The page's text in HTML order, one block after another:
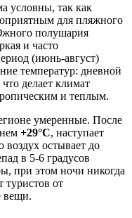
условны, так как
для пляжного
полушария
и часто
(июнь-август)
температур: дневной
что делает климат
и теплым.
умеренные. После
+29°C, наступает
воздух остывает до
в 5-6 градусов
при этом ночи никогда
туристов от
вещи.